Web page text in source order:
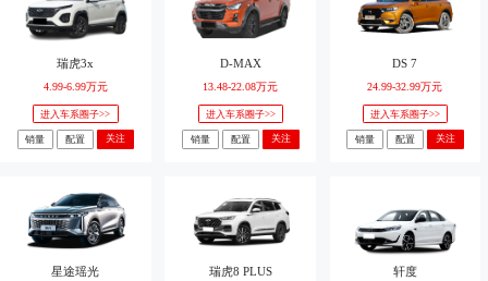
瑞虎3x
4.99-6.99万元
进入车系圈子>>
销量 配置 关注
D-MAX
13.48-22.08万元
进入车系圈子>>
销量 配置 关注
DS 7
24.99-32.99万元
进入车系圈子>>
销量 配置 关注
星途瑶光 瑞虎8 PLUS 轩度